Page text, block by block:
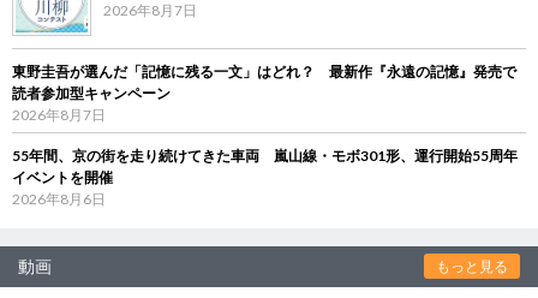
2026年8月7日
東野圭吾が選んだ「記憶に残る一文」はどれ？ 最新作『永遠の記憶』発売で
読者参加型キャンペーン
2026年8月7日
55年間、京の街を走り続けてきた車両 嵐山線・モボ301形、運行開始55周年
イベントを開催
2026年8月6日
動画 もっと見る